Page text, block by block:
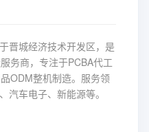
晋城经济技术开发区，是
务商，专注于PCBA代工
ODM整机制造。服务领
汽车电子、新能源等。